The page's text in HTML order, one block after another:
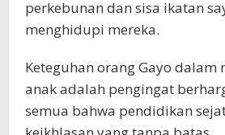
perkebunan dan sisa ikatan
menghidupi mereka.
Keteguhan orang Gayo dalam
anak adalah pengingat
semua bahwa pendidikan